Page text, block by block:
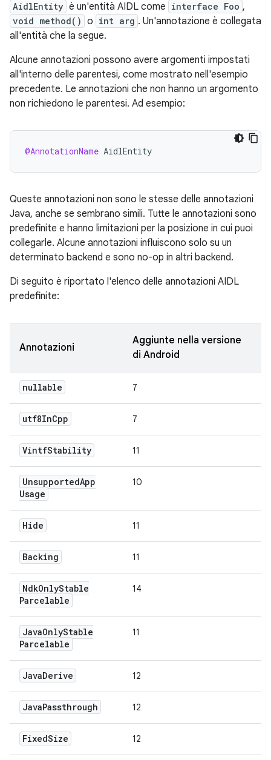
AidlEntity è un'entità AIDL come interface Foo ,
void method() o int arg . Un'annotazione è collegata
all'entità che la segue.
Alcune annotazioni possono avere argomenti impostati
all'interno delle parentesi, come mostrato nell'esempio
precedente. Le annotazioni che non hanno un argomento
non richiedono le parentesi. Ad esempio:
@AnnotationName AidlEntity
Queste annotazioni non sono le stesse delle annotazioni
Java, anche se sembrano simili. Tutte le annotazioni sono
predefinite e hanno limitazioni per la posizione in cui puoi
collegarle. Alcune annotazioni influiscono solo su un
determinato backend e sono no-op in altri backend.
Di seguito è riportato l'elenco delle annotazioni AIDL
predefinite:
Annotazioni
Aggiunte nella versione
di Android
nullable 7
utf8InCpp 7
VintfStability 11
UnsupportedApp
Usage
10
Hide 11
Backing 11
NdkOnlyStable
Parcelable
14
JavaOnlyStable
Parcelable
11
JavaDerive 12
JavaPassthrough 12
FixedSize 12